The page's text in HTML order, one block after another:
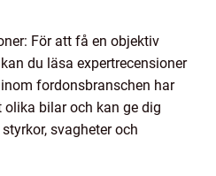
För att få en objektiv
du läsa expertrecensioner
fordonsbranschen har
bilar och kan ge dig
svagheter och